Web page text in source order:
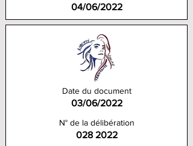
04/06/2022
Date du document
03/06/2022
N° de la délibération
028 2022